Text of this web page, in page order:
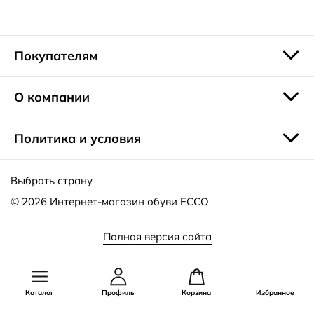
с влаговпитывающими и воздухопроницаемыми
стельками, износостойкой, гибкой и нескользящей
подошвой. Модели остаются женственными благодаря
мягким округлым формам, небольшому подъему подошвы
Каталог Профиль Корзина Избранное
Покупателям
О компании
Политика и условия
Выбрать страну
© 2026 Интернет-магазин обуви ECCO
Полная версия сайта